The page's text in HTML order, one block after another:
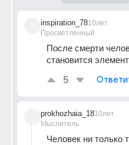
inspiration_78
Просветленный
10лет
После смерти
становится
5
prokhozhaia_18
Мыслитель
10лет
Человек ни только